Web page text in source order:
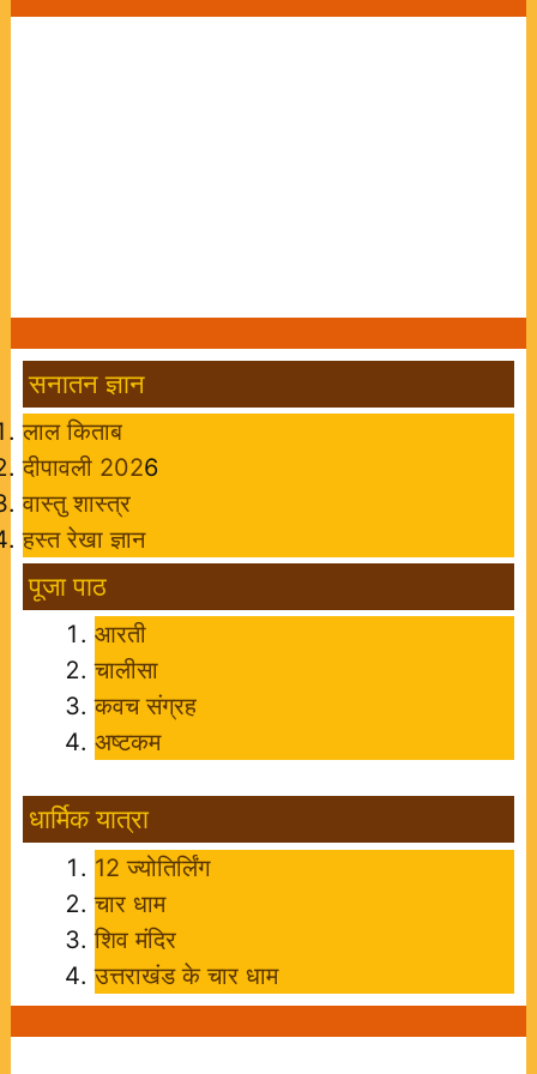
सनातन ज्ञान
लाल किताब
दीपावली 2026
वास्तु शास्त्र
हस्त रेखा ज्ञान
पूजा पाठ
आरती
चालीसा
कवच संग्रह
अष्टकम
धार्मिक यात्रा
12 ज्योतिर्लिंग
चार धाम
शिव मंदिर
उत्तराखंड के चार धाम